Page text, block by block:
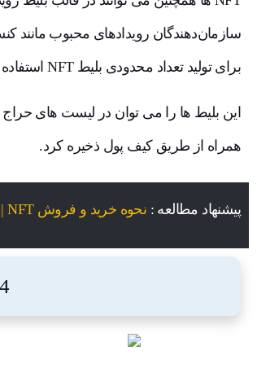
سازمان‌دهندگان رویدادهای محبوب مانند
برای تولید تعداد محدودی بلیط NFT استفاده کنند.
این بلیط ها را می توان در لیست های
همراه از طریق کیف پول ذخیره کرد.
پیشنهاد مطالعه : نحوه خرید و فروش NFT | خرید توکن های غیر قابل تعویض
4. موسیقی و رسانه